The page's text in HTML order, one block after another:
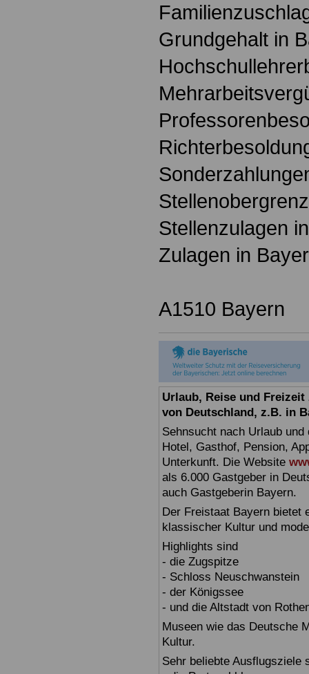
Grundgehalt in
Stellenzulagen
Zulagen in
A1510 Bayern
Urlaub, Reise und
von Deutschland, z.B. in
Sehnsucht nach Urlaub
Hotel, Gasthof, Pension,
Unterkunft. Die Website
als 6.000 Gastgeber in
auch Gastgeberin Bayern.
Der Freistaat Bayern bietet
klassischer Kultur und
Highlights sind
- die Zugspitze
- Schloss Neuschwanstein
- der Königssee
- und die Altstadt von
Museen wie das Deutsche
Kultur.
Sehr beliebte Ausflugsziele